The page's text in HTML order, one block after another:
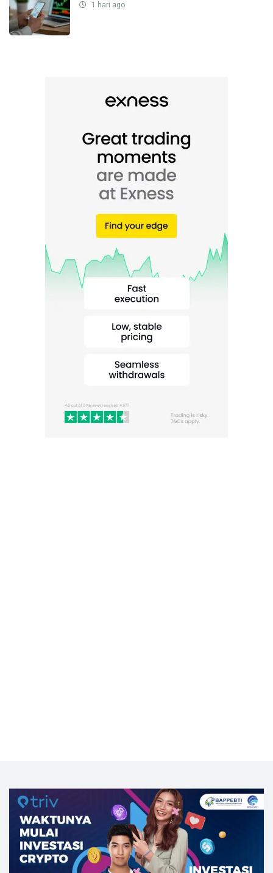
1 hari ago